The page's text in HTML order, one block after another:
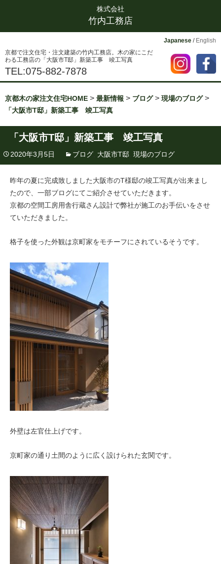
株式会社
竹内工務店
Japanese / English
京都で注文住宅・注文建築の竹内工務店。木の家にこだ
わる工務店の「大阪市T邸」新築工事 竣工写真
TEL:075-882-7878
京都木の家注文住宅HOME > 最新情報 > ブログ> 現場のブログ>
「大阪市T邸」新築工事 竣工写真
「大阪市T邸」新築工事 竣工写真
2020年3月5日 ブログ 大阪市T邸 現場のブログ
昨年の夏に完成致しました大阪市のT様邸の竣工写真が出来まし
たので、一部ブログにてご紹介させていただきます。
京都の空間工房用舎行蔵さん設計で弊社が施工のお手伝いをさせ
ていただきました。
格子を使った外観は京町家をモチーフにされているそうです。
外壁は左官仕上げです。
京町家の通り土間のように広く設けられた玄関です。